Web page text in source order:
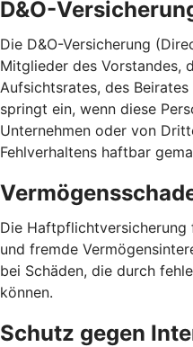
D&O-
Die D&O-Versicherung
Mitglieder des Vorstandes,
Aufsichtsrates, des
springt ein, wenn diese
Unternehmen oder von
Fehlverhaltens haftbar
Die Haftpflichtversicherung
und fremde
bei Schäden, die durch
können.
Schutz gegen